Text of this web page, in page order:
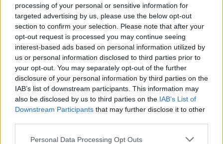
processing of your personal or sensitive information for
targeted advertising by us, please use the below opt-out
section to confirm your selection. Please note that after your
opt-out request is processed you may continue seeing
interest-based ads based on personal information utilized by
us or personal information disclosed to third parties prior to
your opt-out. You may separately opt-out of the further
disclosure of your personal information by third parties on the
IAB’s list of downstream participants. This information may
also be disclosed by us to third parties on the IAB’s List of
Downstream Participants that may further disclose it to other
Please note that this website/app uses one or more Google
Personal Data Processing Opt Outs
Ο κ. Τανιμανίδηςεπιτίθεται και στην
ελληνική κυβέρνηση , η οποία, όπως λέει
«104 χρόνια μετά την Γενοκτονία που υπέστη
ο ελληνισμός τουΠόντου, παρά την
υποχρέωση της,συνεχίζει να αποφεύγει να
εντάξει το θεμα της διεθνούς αναγνώρισης
της στην ατζέντα του Υπουργειου
Εξωτερικωνκαι δεν συγκροτεί μόνιμη
διακοινοβουλευτική επιτροπη, για την
προώθηση του θέματος της διεθνούς
αναγνώρισης της Γενοκτονιας».